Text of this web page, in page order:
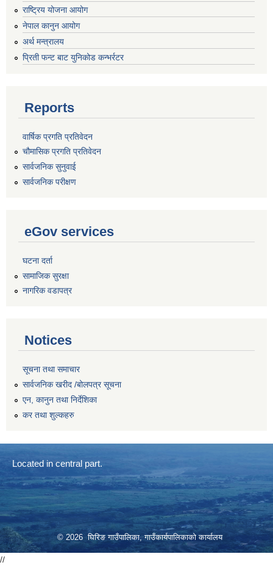
राष्ट्रिय योजना आयोग
नेपाल कानुन आयोग
अर्थ मन्त्रालय
प्रिती फन्ट बाट युनिकोड कन्भर्रटर
Reports
वार्षिक प्रगति प्रतिवेदन
चौमासिक प्रगति प्रतिवेदन
सार्वजनिक सुनुवाई
सार्वजनिक परीक्षण
eGov services
घटना दर्ता
सामाजिक सुरक्षा
नागरिक वडापत्र
Notices
सूचना तथा समाचार
सार्वजनिक खरीद /बोलपत्र सूचना
एन, कानुन तथा निर्देशिका
कर तथा शुल्कहरु
Located in central part.
© 2026 घिरिङ गाउँपालिका, गाउँकार्यपालिकाको कार्यालय
//